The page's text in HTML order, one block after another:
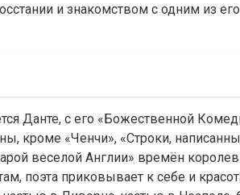
и знакомством с одним из
Данте, с его «Божественной
кроме «Ченчи», «Строки,
веселой Англии» времён
поэта приковывает к себе и